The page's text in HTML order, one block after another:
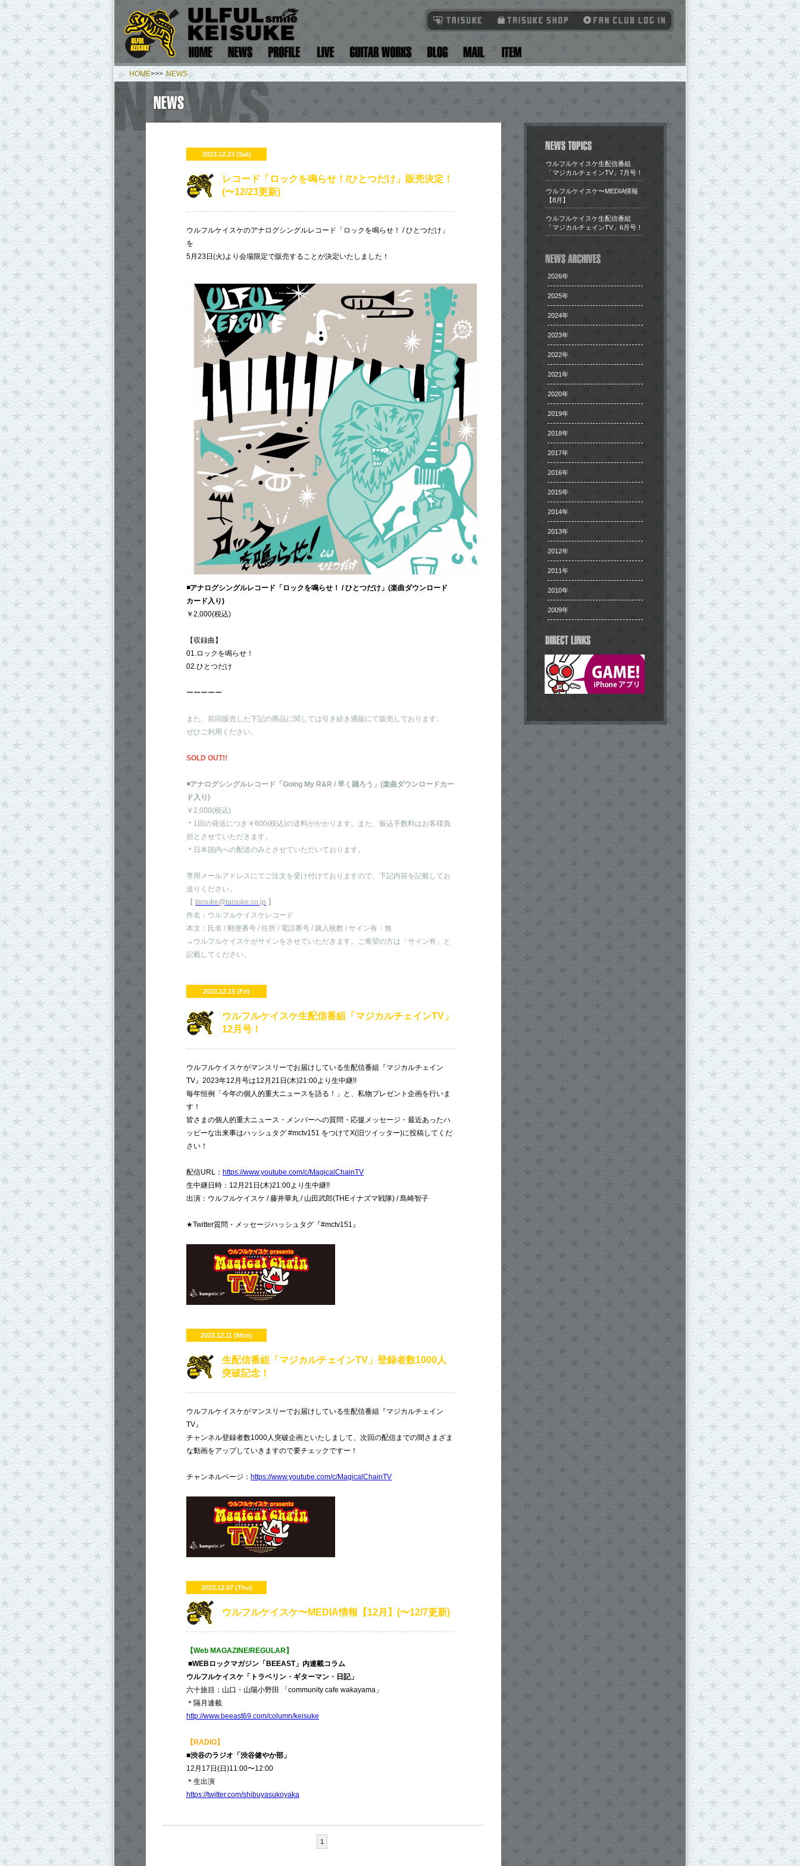
HOME>>> NEWS
2023.12.23 (Sat)
レコード「ロックを鳴らせ！/ひとつだけ」販売決定！
(〜12/23更新)
ウルフルケイスケのアナログシングルレコード「ロックを鳴らせ！ / ひとつだけ」
を
5月23日(火)より会場限定で販売することが決定いたしました！
◾️アナログシングルレコード「ロックを鳴らせ！ / ひとつだけ」(楽曲ダウンロード
カード入り)
￥2,000(税込)
【収録曲】
01.ロックを鳴らせ！
02.ひとつだけ
ーーーーー
また、前回販売した下記の商品に関しては引き続き通販にて販売しております。
ぜひご利用ください。
SOLD OUT!!
◾️アナログシングルレコード「Going My R&R / 早く踊ろう」(楽曲ダウンロードカー
ド入り)
￥2,000(税込)
＊1回の発送につき￥600(税込)の送料がかかります。また、振込手数料はお客様負
担とさせていただきます。
＊日本国内への配送のみとさせていただいております。
専用メールアドレスにてご注文を受け付けておりますので、下記内容を記載してお
送りください。
【 taisuke@taisuke.co.jp 】
件名：ウルフルケイスケレコード
本文：氏名 / 郵便番号 / 住所 / 電話番号 / 購入枚数 / サイン有・無
→ウルフルケイスケがサインをさせていただきます。ご希望の方は「サイン有」と
記載してください。
2023.12.15 (Fri)
ウルフルケイスケ生配信番組「マジカルチェインTV」
12月号！
ウルフルケイスケがマンスリーでお届けしている生配信番組『マジカルチェイン
TV』2023年12月号は12月21日(木)21:00より生中継!!
毎年恒例「今年の個人的重大ニュースを語る！」と、私物プレゼント企画を行いま
す！
皆さまの個人的重大ニュース・メンバーへの質問・応援メッセージ・最近あったハ
ッピーな出来事はハッシュタグ #mctv151 をつけてX(旧ツイッター)に投稿してくだ
さい！
配信URL： https://www.youtube.com/c/MagicalChainTV
生中継日時：12月21日(木)21:00より生中継!!
出演：ウルフルケイスケ / 藤井華丸 / 山田武郎(THEイナズマ戦隊) / 島崎智子
★Twitter質問・メッセージハッシュタグ『#mctv151』
2023.12.11 (Mon)
生配信番組「マジカルチェインTV」登録者数1000人
突破記念！
ウルフルケイスケがマンスリーでお届けしている生配信番組『マジカルチェイン
TV』
チャンネル登録者数1000人突破企画といたしまして、次回の配信までの間さまざま
な動画をアップしていきますので要チェックですー！
チャンネルページ： https://www.youtube.com/c/MagicalChainTV
2023.12.07 (Thu)
​ウルフルケイスケ〜MEDIA情報【12月】(〜12/7更新)
【Web MAGAZINE/REGULAR】
■WEBロックマガジン「BEEAST」内連載コラム
ウルフルケイスケ「トラベリン・ギターマン・日記」
六十旅目：山口・山陽小野田 「community cafe wakayama」
＊隔月連載
http://www.beeast69.com/column/keisuke
【RADIO】
■渋谷のラジオ「渋谷健やか部」
12月17日(日)11:00〜12:00
＊生出演
https://twitter.com/shibuyasukoyaka
1
ウルフルケイスケ生配信番組
「マジカルチェインTV」7月号！
​ウルフルケイスケ〜MEDIA情報
【8月】
ウルフルケイスケ生配信番組
「マジカルチェインTV」6月号！
2026年
2025年
2024年
2023年
2022年
2021年
2020年
2019年
2018年
2017年
2016年
2015年
2014年
2013年
2012年
2011年
2010年
2009年